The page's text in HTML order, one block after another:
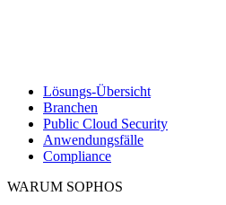
Lösungs-Übersicht
Branchen
Public Cloud Security
Anwendungsfälle
Compliance
WARUM SOPHOS